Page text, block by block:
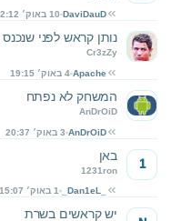
DaviDauD 10 באוק׳ 22:12
נותן קראש לפני שנכנס
Cr3zZy
Apache 4 באוק׳ 19:15
המשחק לא נפתח
AnDrOiD
AnDrOiD 3 באוק׳ 20:37
באן
1231ron
_Dan1eL_ 1 באוק׳ 15:07
1
יש קראשים בשרת